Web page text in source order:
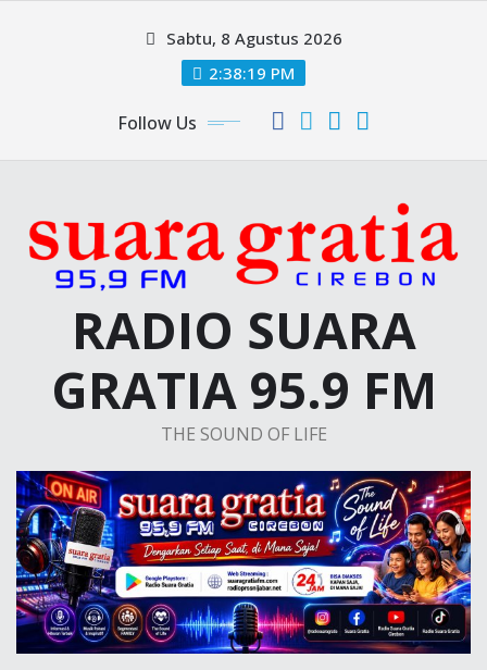
Sabtu, 8 Agustus 2026
2:38:20 PM
Follow Us
RADIO SUARA
GRATIA 95.9 FM
THE SOUND OF LIFE